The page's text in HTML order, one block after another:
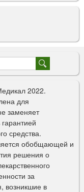
2022.
для
заменяет
средства.
обобщающей и
решения о
за
возникшие в